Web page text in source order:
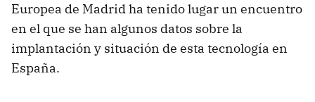
Europea de Madrid ha tenido lugar un encuentro
en el que se han algunos datos sobre la
implantación y situación de esta tecnología en
España.